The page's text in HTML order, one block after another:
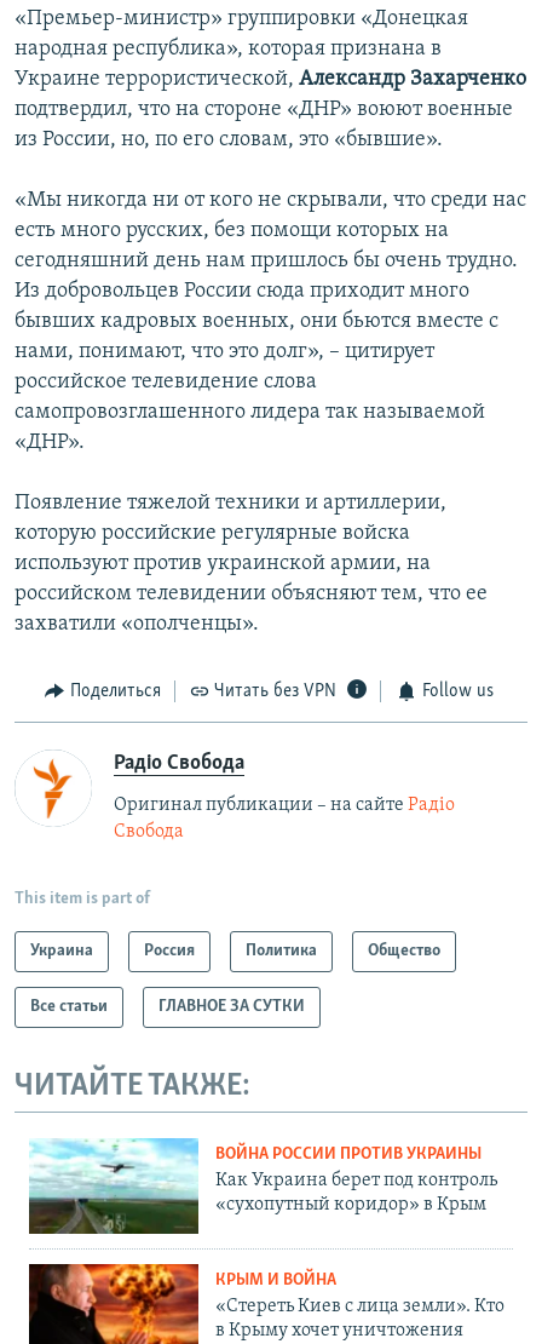
«Премьер-министр» группировки «Донецкая
народная республика», которая признана в
Украине террористической, Александр Захарченко
подтвердил, что на стороне «ДНР» воюют военные
из России, но, по его словам, это «бывшие».
«Мы никогда ни от кого не скрывали, что среди нас
есть много русских, без помощи которых на
сегодняшний день нам пришлось бы очень трудно.
Из добровольцев России сюда приходит много
бывших кадровых военных, они бьются вместе с
нами, понимают, что это долг», – цитирует
российское телевидение слова
самопровозглашенного лидера так называемой
«ДНР».
Появление тяжелой техники и артиллерии,
которую российские регулярные войска
используют против украинской армии, на
российском телевидении объясняют тем, что ее
захватили «ополченцы».
Поделиться Читать без VPN Follow us
Радіо Свобода
Оригинал публикации – на сайте Радіо
Свобода
This item is part of
Украина Россия Политика Общество
Все статьи ГЛАВНОЕ ЗА СУТКИ
ЧИТАЙТЕ ТАКЖЕ:
ВОЙНА РОССИИ ПРОТИВ УКРАИНЫ
Как Украина берет под контроль
«сухопутный коридор» в Крым
КРЫМ И ВОЙНА
«Стереть Киев с лица земли». Кто
в Крыму хочет уничтожения